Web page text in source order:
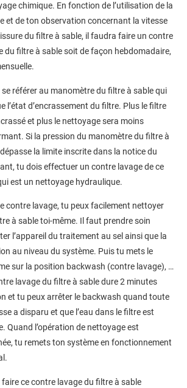
chimique. En fonction de l’utilisation de la
et de ton observation concernant la vitesse
du filtre à sable, il faudra faire un contre
du filtre à sable soit de façon hebdomadaire,
référer au manomètre du filtre à sable qui
l’état d’encrassement du filtre. Plus le filtre
et plus le nettoyage sera moins
Si la pression du manomètre du filtre à
la limite inscrite dans la notice du
tu dois effectuer un contre lavage de ce
est un nettoyage hydraulique.
contre lavage, tu peux facilement nettoyer
à sable toi-même. Il faut prendre soin
l’appareil du traitement au sel ainsi que la
au niveau du système. Puis tu mets le
sur la position backwash (contre lavage), …
lavage du filtre à sable dure 2 minutes
et tu peux arrêter le backwash quand toute
a disparu et que l’eau dans le filtre est
Quand l’opération de nettoyage est
tu remets ton système en fonctionnement
ce contre lavage du filtre à sable